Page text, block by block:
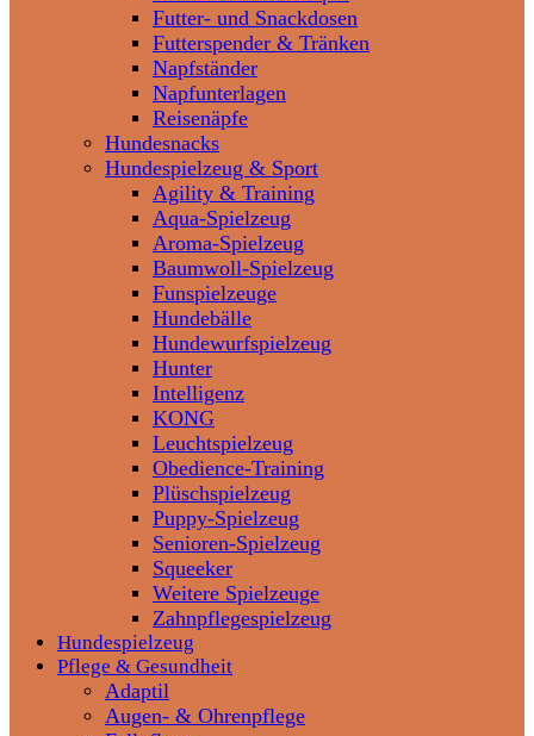
Futter- und Snackdosen
Futterspender & Tränken
Napfständer
Napfunterlagen
Reisenäpfe
Hundesnacks
Hundespielzeug & Sport
Agility & Training
Aqua-Spielzeug
Aroma-Spielzeug
Baumwoll-Spielzeug
Funspielzeuge
Hundebälle
Hundewurfspielzeug
Hunter
Intelligenz
KONG
Leuchtspielzeug
Obedience-Training
Plüschspielzeug
Puppy-Spielzeug
Senioren-Spielzeug
Squeeker
Weitere Spielzeuge
Zahnpflegespielzeug
Hundespielzeug
Pflege & Gesundheit
Adaptil
Augen- & Ohrenpflege